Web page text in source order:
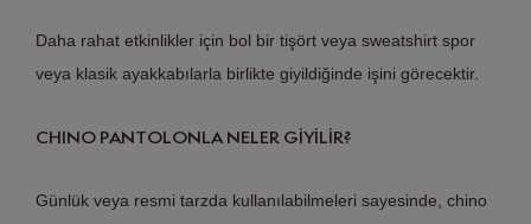
Daha rahat etkinlikler için bol bir tişört veya sweatshirt spor
veya klasik ayakkabılarla birlikte giyildiğinde işini görecektir.
CHINO PANTOLONLA NELER GİYİLİR?
Günlük veya resmi tarzda kullanılabilmeleri sayesinde, chino